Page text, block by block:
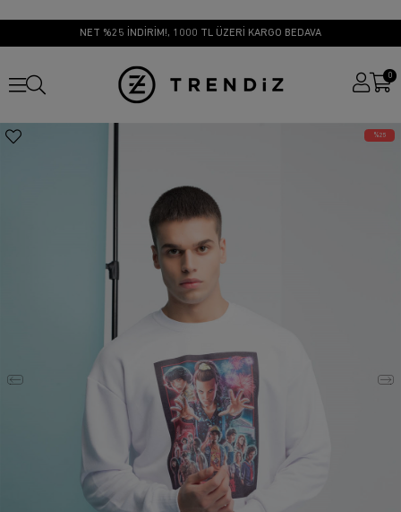
NET %25 İNDİRİM!, 1000 TL ÜZERİ KARGO BEDAVA
0
25